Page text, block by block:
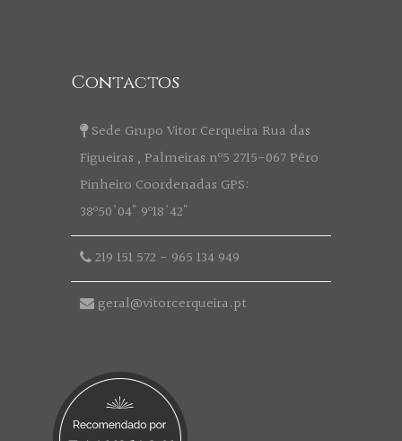
Contactos
Sede Grupo Vitor Cerqueira Rua das
Figueiras , Palmeiras nº5 2715-067 Pêro
Pinheiro Coordenadas GPS:
38º50'04" 9º18'42"
219 151 572 - 965 134 949
geral@vitorcerqueira.pt